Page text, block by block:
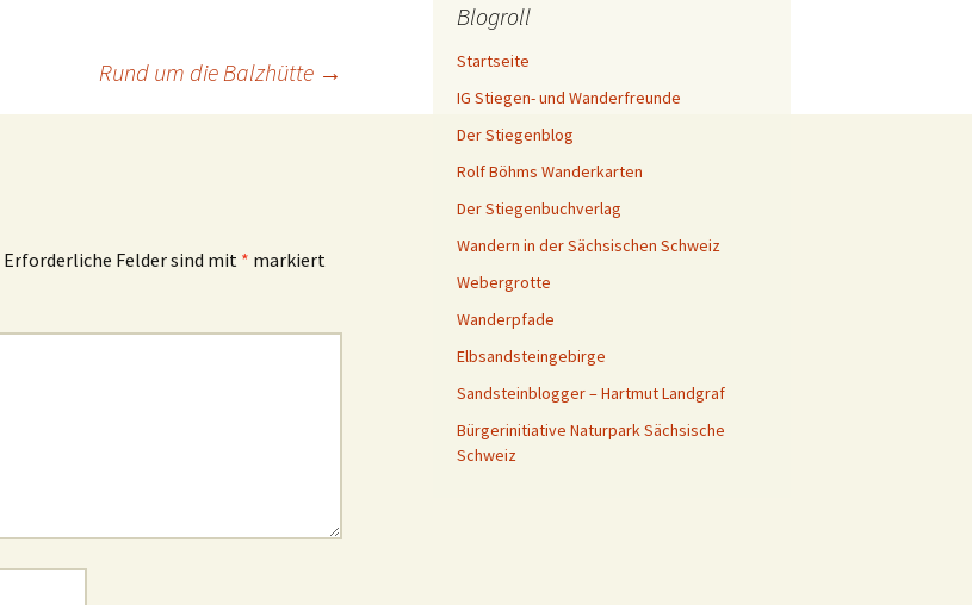
Rund um die Balzhütte →
Erforderliche Felder sind mit * markiert
Blogroll
Startseite
IG Stiegen- und Wanderfreunde
Der Stiegenblog
Rolf Böhms Wanderkarten
Der Stiegenbuchverlag
Wandern in der Sächsischen Schweiz
Webergrotte
Wanderpfade
Elbsandsteingebirge
Sandsteinblogger – Hartmut Landgraf
Bürgerinitiative Naturpark Sächsische
Schweiz